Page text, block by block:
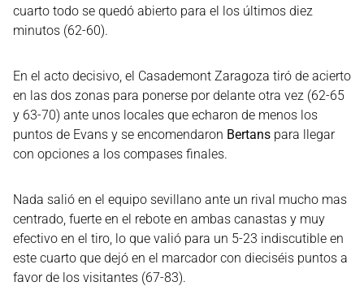
cuarto todo se quedó abierto para el los últimos diez
minutos (62-60).
En el acto decisivo, el Casademont Zaragoza tiró de acierto
en las dos zonas para ponerse por delante otra vez (62-65
y 63-70) ante unos locales que echaron de menos los
puntos de Evans y se encomendaron Bertans para llegar
con opciones a los compases finales.
Nada salió en el equipo sevillano ante un rival mucho mas
centrado, fuerte en el rebote en ambas canastas y muy
efectivo en el tiro, lo que valió para un 5-23 indiscutible en
este cuarto que dejó en el marcador con dieciséis puntos a
favor de los visitantes (67-83).